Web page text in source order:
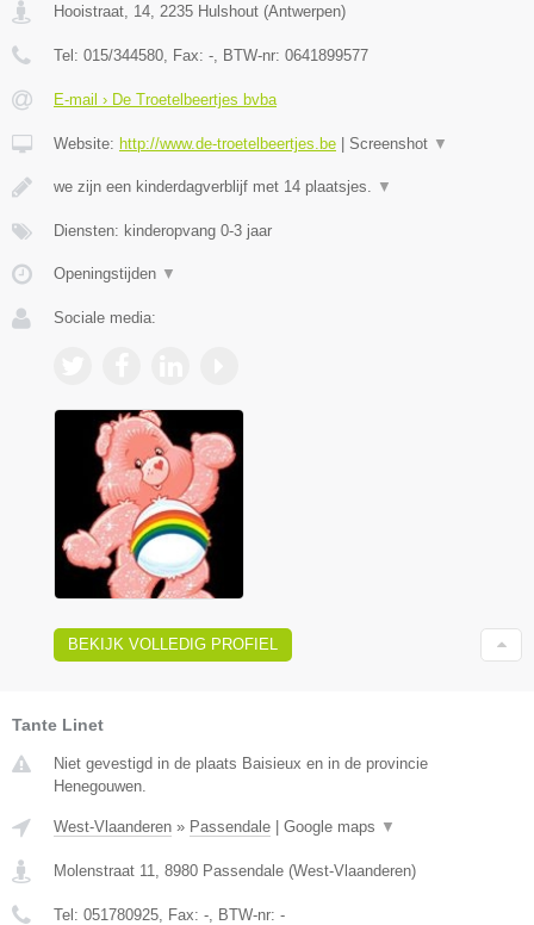
Hooistraat, 14 2235 Hulshout (Antwerpen)
Tel: 015/344580 , Fax: - , BTW-nr: 0641899577
E-mail › De Troetelbeertjes bvba
Website: http://www.de-troetelbeertjes.be Screenshot ▼
we zijn een kinderdagverblijf met 14 plaatsjes. ▼
Diensten: kinderopvang 0-3 jaar
Openingstijden ▼
Sociale media:
BEKIJK VOLLEDIG PROFIEL
Tante Linet
Niet gevestigd in de plaats Baisieux en in de provincie
Henegouwen.
West-Vlaanderen » Passendale Google maps ▼
Molenstraat 11 8980 Passendale (West-Vlaanderen)
Tel: 051780925 , Fax: - , BTW-nr: -